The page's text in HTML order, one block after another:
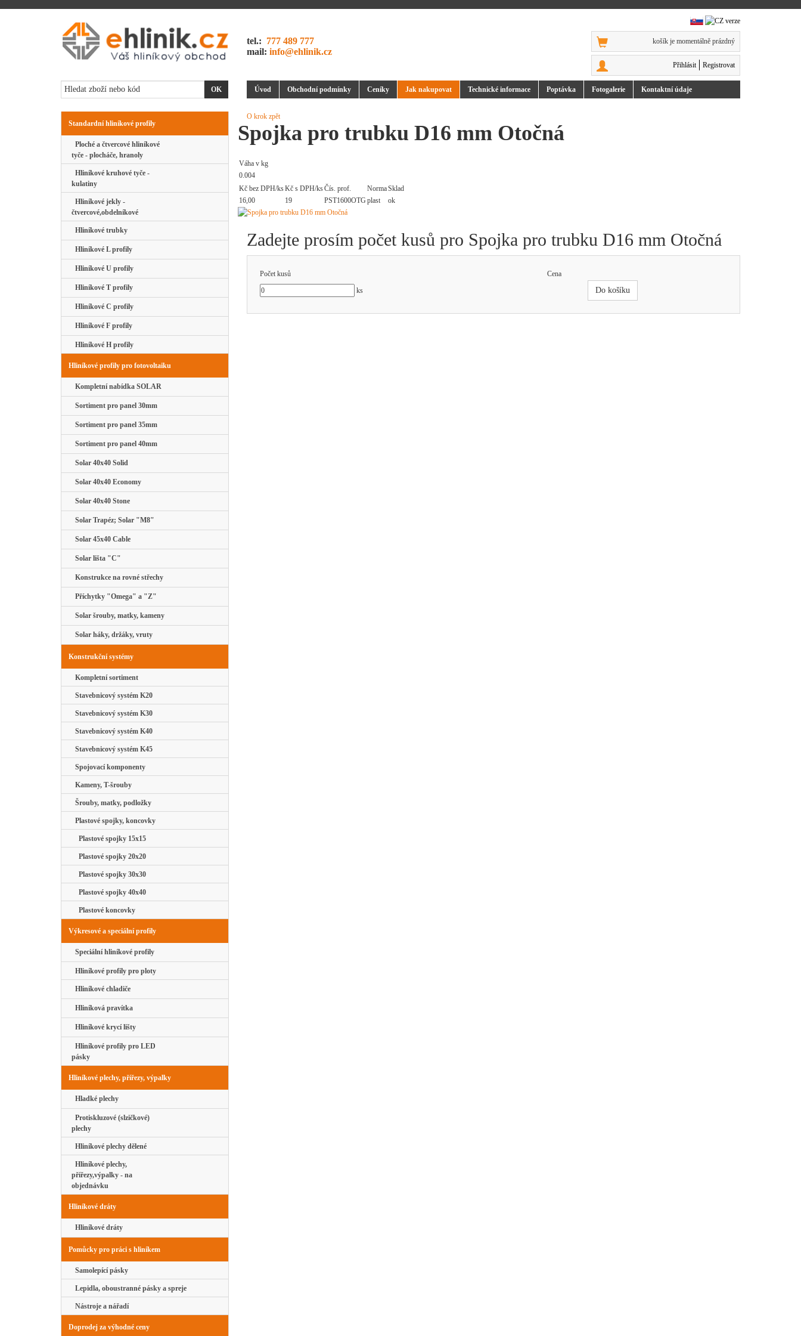
tel.: 777 489 777
mail: info@ehlinik.cz
košík je momentálně prázdný
Přihlásit Registrovat
Úvod Obchodní podmínky Ceníky Jak nakupovat Technické informace Poptávka Fotogalerie Kontaktní údaje
Standardní hliníkové profily
Ploché a čtvercové hliníkové
tyče - plocháče, hranoly
Hliníkové kruhové tyče -
kulatiny
Hliníkové jekly -
čtvercové,obdelníkové
Hliníkové trubky
Hliníkové L profily
Hliníkové U profily
Hliníkové T profily
Hliníkové C profily
Hliníkové F profily
Hliníkové H profily
Hliníkové profily pro fotovoltaiku
Kompletní nabídka SOLAR
Sortiment pro panel 30mm
Sortiment pro panel 35mm
Sortiment pro panel 40mm
Solar 40x40 Solid
Solar 40x40 Economy
Solar 40x40 Stone
Solar Trapéz; Solar "M8"
Solar 45x40 Cable
Solar lišta "C"
Konstrukce na rovné střechy
Příchytky "Omega" a "Z"
Solar šrouby, matky, kameny
Solar háky, držáky, vruty
Konstrukční systémy
Kompletní sortiment
Stavebnicový systém K20
Stavebnicový systém K30
Stavebnicový systém K40
Stavebnicový systém K45
Spojovací komponenty
Kameny, T-šrouby
Šrouby, matky, podložky
Plastové spojky, koncovky
Plastové spojky 15x15
Plastové spojky 20x20
Plastové spojky 30x30
Plastové spojky 40x40
Plastové koncovky
Výkresové a speciální profily
Speciální hliníkové profily
Hliníkové profily pro ploty
Hliníkové chladiče
Hliníková pravítka
Hliníkové krycí lišty
Hliníkové profily pro LED
pásky
Hliníkové plechy, přířezy, výpalky
Hladké plechy
Protiskluzové (slzičkové)
plechy
Hliníkové plechy dělené
Hliníkové plechy,
přířezy,výpalky - na
objednávku
Hliníkové dráty
Hliníkové dráty
Pomůcky pro práci s hliníkem
Samolepící pásky
Lepidla, oboustranné pásky a spreje
Nástroje a nářadí
Doprodej za výhodné ceny
O krok zpět
Spojka pro trubku D16 mm Otočná
Váha v kg
0.004
Kč bez DPH/ksKč s DPH/ksČís. prof. NormaSklad
16,00
19 PST1600OTG plast ok
Zadejte prosím počet kusů pro Spojka pro trubku D16 mm Otočná
Počet kusů
Cena
ks
Do košíku